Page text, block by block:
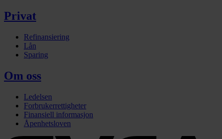
Privat
Refinansiering
Lån
Sparing
Om oss
Ledelsen
Forbrukerrettigheter
Finansiell informasjon
Åpenhetsloven